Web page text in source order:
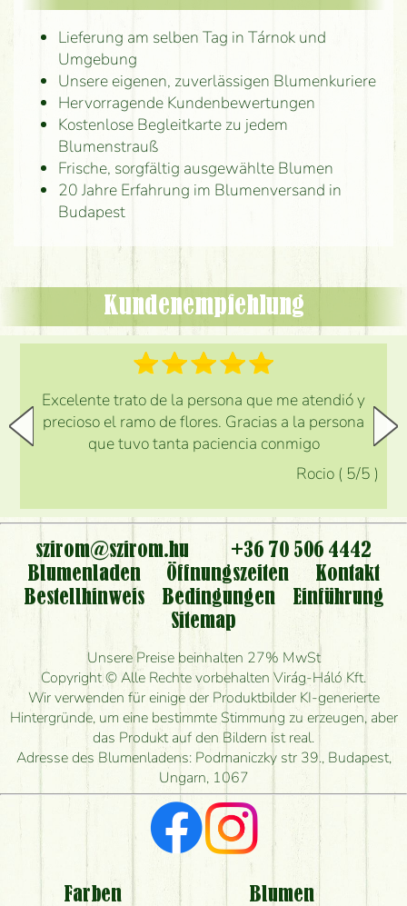
Lieferung am selben Tag in Tárnok und
Umgebung
Unsere eigenen, zuverlässigen Blumenkuriere
Hervorragende Kundenbewertungen
Kostenlose Begleitkarte zu jedem
Blumenstrauß
Frische, sorgfältig ausgewählte Blumen
20 Jahre Erfahrung im Blumenversand in
Budapest
Kundenempfehlung
Excelente trato de la persona que me atendió y
precioso el ramo de flores. Gracias a la persona
que tuvo tanta paciencia conmigo
Rocio ( 5/5 )
szirom@szirom.hu
+36 70 506 4442
Blumenladen
Öffnungszeiten
Kontakt
Bestellhinweis
Bedingungen
Einführung
Sitemap
Unsere Preise beinhalten 27% MwSt
Copyright © Alle Rechte vorbehalten Virág-Háló Kft.
Wir verwenden für einige der Produktbilder KI-generierte
Hintergründe, um eine bestimmte Stimmung zu erzeugen, aber
das Produkt auf den Bildern ist real.
Adresse des Blumenladens: Podmaniczky str 39., Budapest,
Ungarn, 1067
Farben Blumen